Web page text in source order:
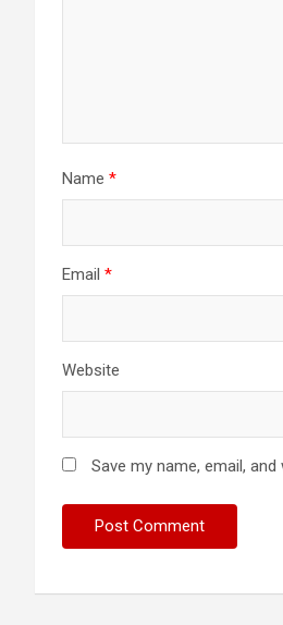
Name *
Email *
Website
Save my name, email,